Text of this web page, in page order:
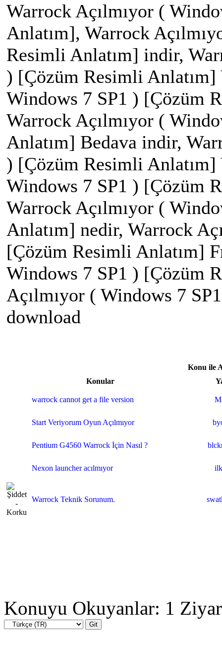
Warrock Açılmıyor (
Anlatım], Warrock
Resimli Anlatım] indir,
) [Çözüm Resimli Anlatım]
Windows 7 SP1 ) [Çözüm
Warrock Açılmıyor (
Anlatım] Bedava indir,
) [Çözüm Resimli
Windows 7 SP1 ) [Çözüm
Warrock Açılmıyor (
Anlatım] nedir, Warrock
[Çözüm Resimli Anlatım]
Windows 7 SP1 ) [Çözüm
Açılmıyor ( Windows 7
download
Konu ile
Konular
warrock cannot get a file version
Start Veriyorum Oyun Açılmıyor
Pentium G4560 Warrock İçin Nasıl ?
Nexon launcher acılmıyor
Warrock Teknik Sorunum.
Konuyu Okuyanlar: 1